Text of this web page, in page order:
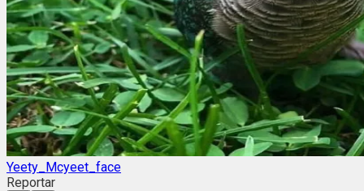
Yeety_Mcyeet_face
Reportar